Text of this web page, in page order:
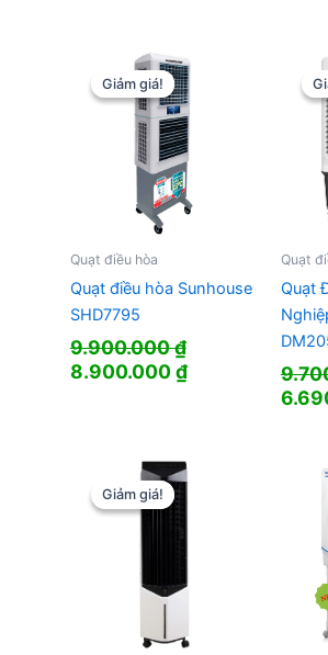
Giảm giá!
Giảm giá!
Quạt điều hòa
Quạt điều hòa Sunhouse
SHD7795
9.900.000₫
Giá
8.900.000₫Giá
8.900.000 ₫.
Quạt
Quạt
Giá
Giảm giá!
Giảm giá!